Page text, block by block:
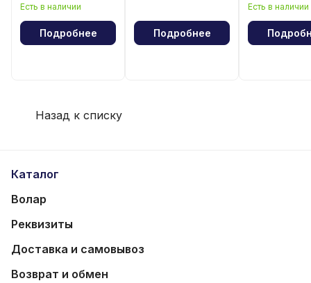
Есть в наличии
Подробнее Подробнее
Есть в наличии
Назад к списку
Каталог
Волар
Реквизиты
Доставка и самовывоз
Возврат и обмен